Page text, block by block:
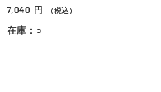
7,040 円 （税込）
在庫：○